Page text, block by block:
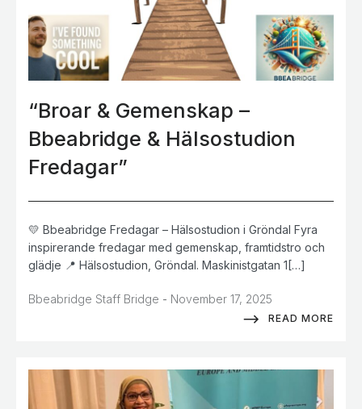
“Broar & Gemenskap –
Bbeabridge & Hälsostudion
Fredagar”
💛 Bbeabridge Fredagar – Hälsostudion i Gröndal Fyra
inspirerande fredagar med gemenskap, framtidstro och
glädje 📍 Hälsostudion, Gröndal. Maskinistgatan 1[…]
Bbeabridge Staff Bridge - November 17, 2025
READ MORE